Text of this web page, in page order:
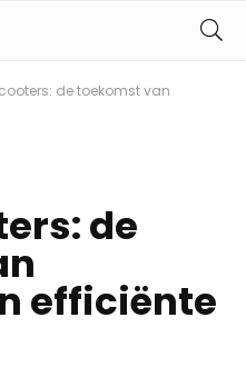
de toekomst van
de
efficiënte